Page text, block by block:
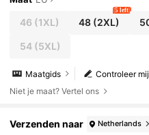
46 (1XL) 48 (2XL)
5 left
54(5XL)
Controleer
Maatgids
Niet je maat? Vertel ons
Verzenden naar Netherlands